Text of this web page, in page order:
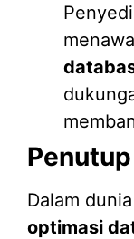
Penutup
Dalam
optimasi